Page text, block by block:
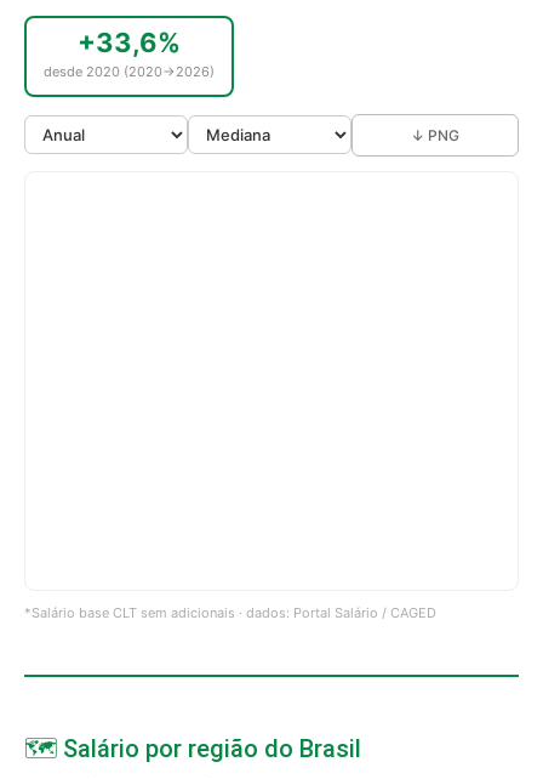
+33,6%
desde 2020 (2020→2026)
↓ PNG
*Salário base CLT sem adicionais · dados: Portal Salário / CAGED
🗺️ Salário por região do Brasil